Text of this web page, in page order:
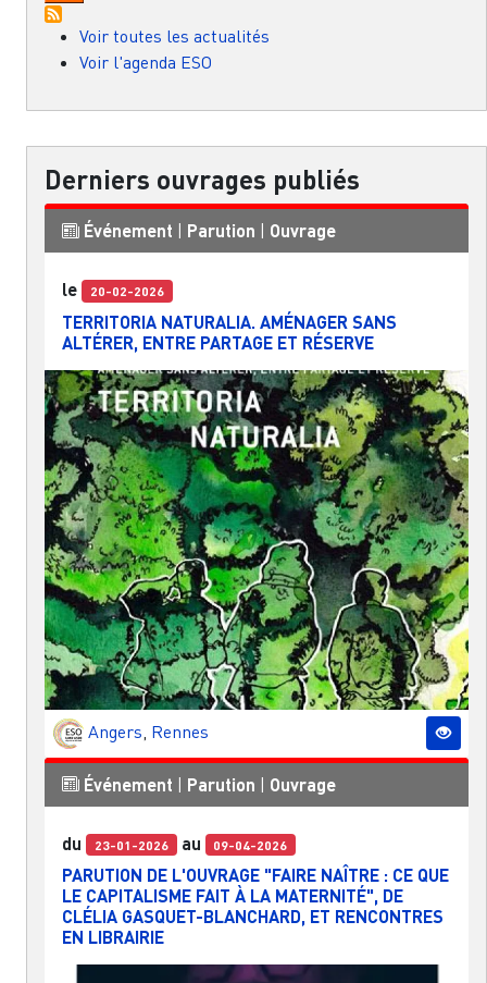
Voir toutes les actualités
Voir l'agenda ESO
Derniers ouvrages publiés
Événement Parution Ouvrage
le 20-02-2026
TERRITORIA NATURALIA. AMÉNAGER SANS
ALTÉRER, ENTRE PARTAGE ET RÉSERVE
Angers Rennes
Événement | Parution | Ouvrage
du 23-01-2026 au 09-04-2026
PARUTION DE L'OUVRAGE "FAIRE NAÎTRE : CE QUE
LE CAPITALISME FAIT À LA MATERNITÉ", DE
CLÉLIA GASQUET-BLANCHARD, ET RENCONTRES
EN LIBRAIRIE